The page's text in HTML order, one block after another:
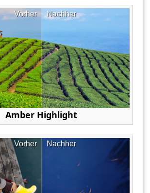
Nachher
Vorher
Amber Highlight
Nachher
Vorher